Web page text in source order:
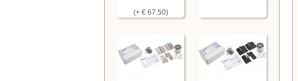
(+ € 67.50)